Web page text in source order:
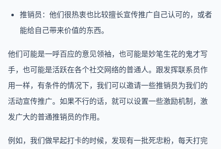
推销员：他们很热衷也比较擅长宣传推广自己认可的，或者
能给自己带来价值的东西。
他们可能是一呼百应的意见领袖，也可能是妙笔生花的鬼才写
手，也可能是活跃在各个社交网络的普通人。跟发挥联系员作
用一样，有条件的情况下，我们可以邀请一些推销员为我们的
活动宣传推广。如果不行的话，就可以设置一些激励机制，激
发广大的普通推销员的作用。
例如，我们做早起打卡的时候，发现有一批死忠粉，每天打完